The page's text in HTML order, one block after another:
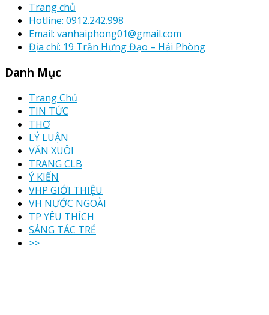
Trang chủ
Hotline: 0912.242.998
Email: vanhaiphong01@gmail.com
Địa chỉ: 19 Trần Hưng Đạo – Hải Phòng
Danh Mục
Trang Chủ
TIN TỨC
THƠ
LÝ LUẬN
VĂN XUÔI
TRANG CLB
Ý KIẾN
VHP GIỚI THIỆU
VH NƯỚC NGOÀI
TP YÊU THÍCH
SÁNG TÁC TRẺ
>>